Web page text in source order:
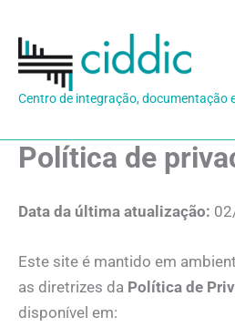
para
conteúdo
Centro de integração, documentação
Política de
Data da última atualização:
Este site é mantido em
as diretrizes da Política de
disponível em: